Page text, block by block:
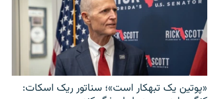
«پوتین یک تبهکار است»؛ سناتور ریک اسکات: